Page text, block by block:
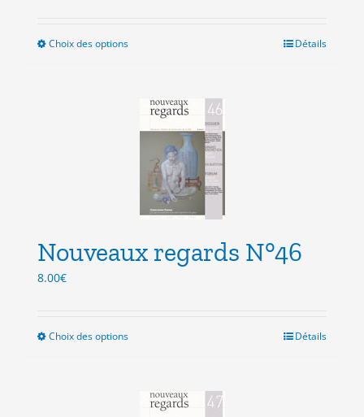
Choix des optionsCe
plusieurs
variations.
Les
options
peuvent
être
choisies
page
Détails
Nouveaux regards N°46
8.00€
Choix des optionsCe
plusieurs
variations.
Détails